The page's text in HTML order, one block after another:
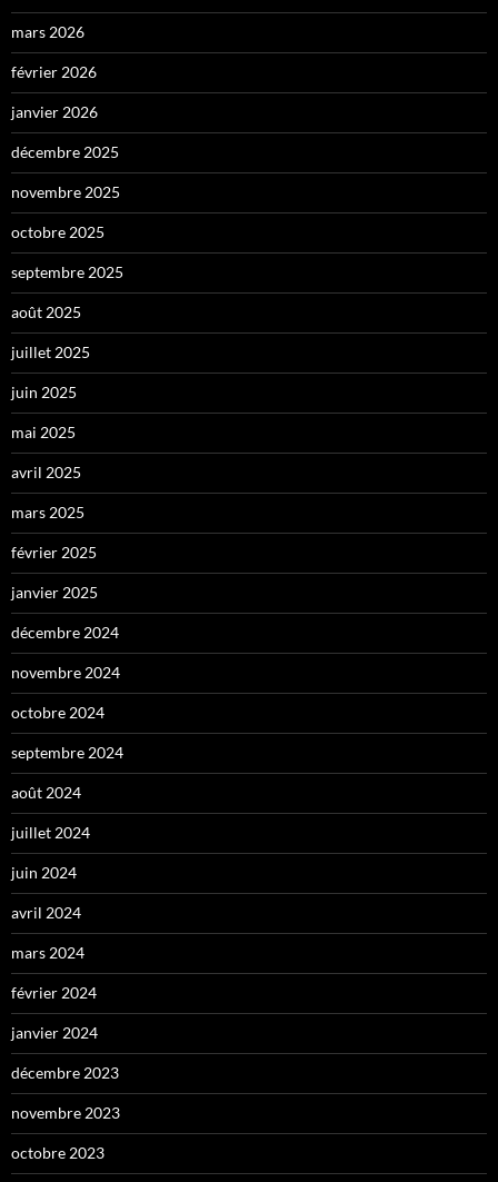
mars 2026
février 2026
janvier 2026
décembre 2025
novembre 2025
octobre 2025
septembre 2025
août 2025
juillet 2025
juin 2025
mai 2025
avril 2025
mars 2025
février 2025
janvier 2025
décembre 2024
novembre 2024
octobre 2024
septembre 2024
août 2024
juillet 2024
juin 2024
avril 2024
mars 2024
février 2024
janvier 2024
décembre 2023
novembre 2023
octobre 2023